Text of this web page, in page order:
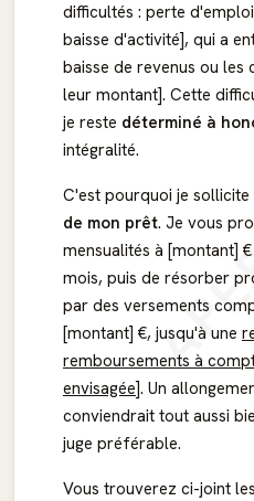
difficultés : perte
baisse d'activité], qui a
baisse de revenus ou les
leur montant]. Cette
je reste déterminé à
intégralité.
C'est pourquoi je sollicite
de mon prêt. Je vous
mensualités à [montant]
mois, puis de résorber
par des versements
[montant] €, jusqu'à une
remboursements à
envisagée]. Un
conviendrait tout aussi
juge préférable.
Vous trouverez ci-joint